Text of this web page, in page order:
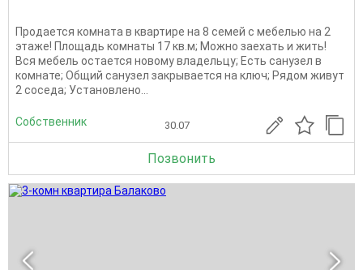
Продается комната в квартире на 8 семей с мебелью на 2
этаже! Площадь комнаты 17 кв.м; Можно заехать и жить!
Вся мебель остается новому владельцу; Есть санузел в
комнате; Общий санузел закрывается на ключ; Рядом живут
2 соседа; Установлено...
Собственник 30.07
Позвонить